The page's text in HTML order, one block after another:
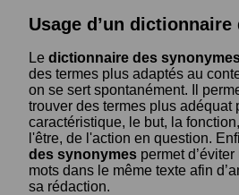
Usage d’un
Le dictionnaire des
des termes plus adaptés au
on se sert spontanément. Il
trouver des termes plus adéquat
caractéristique, le but, la
l'être, de l'action en question.
des synonymes permet
mots dans le même texte afin
sa rédaction.